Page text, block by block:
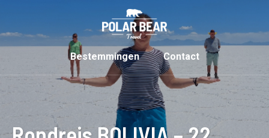
Bestemmingen Contact